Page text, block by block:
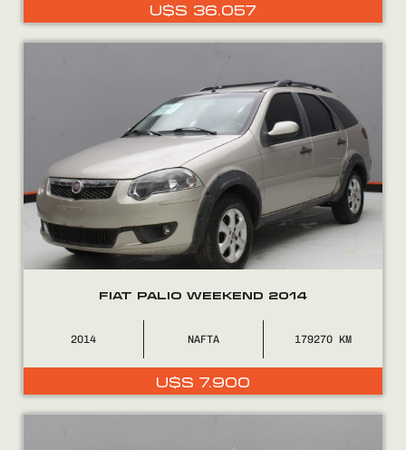
U$S 36.057
FIAT PALIO WEEKEND 2014
2014 NAFTA 179270
U$S 7.900